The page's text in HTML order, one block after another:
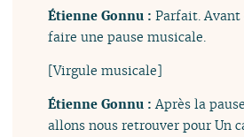
Étienne Gonnu :Parfait. Avant
faire une pause musicale.
[Virgule musicale]
Étienne Gonnu :Après la
allons nous retrouver pour Un